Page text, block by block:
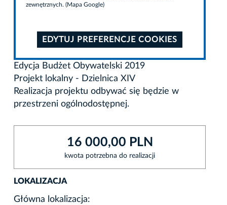
zewnętrznych. (Mapa Google)
EDYTUJ PREFERENCJE COOKIES
Edycja Budżet Obywatelski 2019
Projekt lokalny - Dzielnica XIV
Realizacja projektu odbywać się będzie w
przestrzeni ogólnodostępnej.
16 000,00 PLN
kwota potrzebna do realizacji
LOKALIZACJA
Główna lokalizacja: